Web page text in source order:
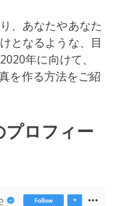
、あなたやあなた
となるような、目
年に向けて、
を作る方法をご紹
ロフィー